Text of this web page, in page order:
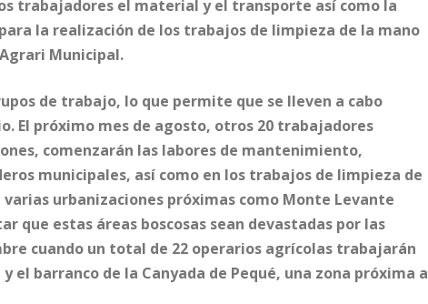
trabajadores el material y el transporte así como la
la realización de los trabajos de limpieza de la mano
Municipal.
de trabajo, lo que permite que se lleven a cabo
El próximo mes de agosto, otros 20 trabajadores
comenzarán las labores de mantenimiento,
municipales, así como en los trabajos de limpieza de
urbanizaciones próximas como Monte Levante
que estas áreas boscosas sean devastadas por las
cuando un total de 22 operarios agrícolas trabajarán
el barranco de la Canyada de Pequé, una zona próxima a